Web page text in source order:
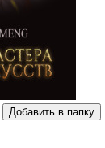
Добавить в папку